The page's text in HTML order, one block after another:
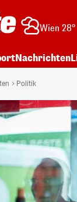
Wien 28°
Nachrichten
Politik